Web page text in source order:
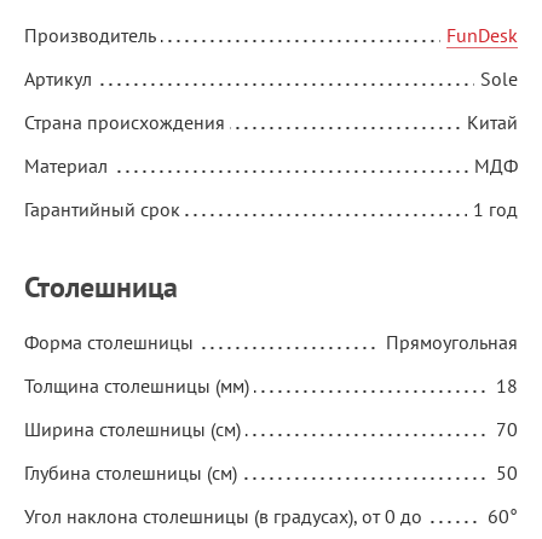
Производитель
FunDesk
Артикул
Sole
Страна происхождения
Китай
Материал
МДФ
Гарантийный срок
1 год
Столешница
Форма столешницы
Прямоугольная
Толщина столешницы (мм)
18
Ширина столешницы (см)
70
Глубина столешницы (см)
50
Угол наклона столешницы (в градусах), от 0 до
60°